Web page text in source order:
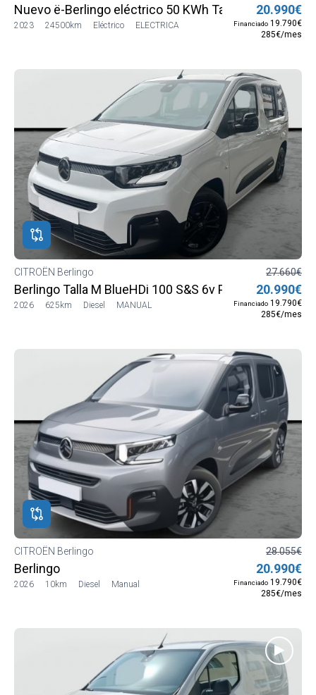
Nuevo ë-Berlingo eléctrico 50 KWh Talla M Shine
2023 24500km Eléctrico ELECTRICA
20.990€
Financiado 19.790€
285€/mes
CITROËN Berlingo
Berlingo Talla M BlueHDi 100 S&S 6v PLUS
2026 625km Diesel MANUAL
27.660€
20.990€
Financiado 19.790€
285€/mes
CITROËN Berlingo
Berlingo
2026 10km Diesel Manual
28.055€
20.990€
Financiado 19.790€
285€/mes